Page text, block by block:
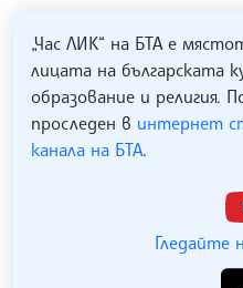
„Час ЛИК“ на БТА е
лицата на българската
образование и религия.
проследен в интернет
канала на БТА.
Гледайте